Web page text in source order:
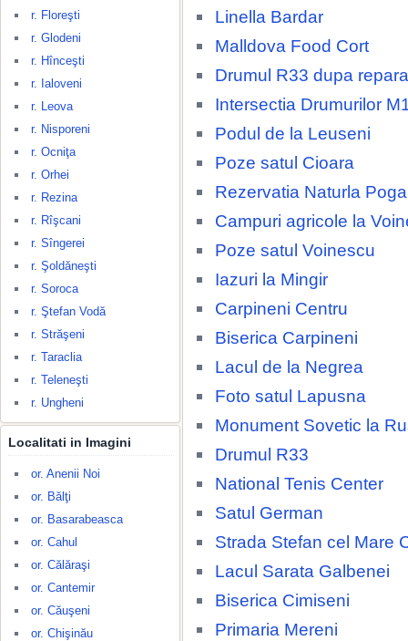
r. Floreşti
r. Glodeni
r. Hînceşti
r. Ialoveni
r. Leova
r. Nisporeni
r. Ocniţa
r. Orhei
r. Rezina
r. Rîşcani
r. Sîngerei
r. Şoldăneşti
r. Soroca
r. Ştefan Vodă
r. Străşeni
r. Taraclia
r. Teleneşti
r. Ungheni
Localitati in Imagini
or. Anenii Noi
or. Bălţi
or. Basarabeasca
or. Cahul
or. Călăraşi
or. Cantemir
or. Căuşeni
or. Chişinău
Linella Bardar
Malldova Food Cort
Drumul R33 dupa
Intersectia Drumurilor
Podul de la Leuseni
Poze satul Cioara
Rezervatia Naturla
Campuri agricole la
Poze satul Voinescu
Iazuri la Mingir
Carpineni Centru
Biserica Carpineni
Lacul de la Negrea
Foto satul Lapusna
Monument Sovetic la
Drumul R33
National Tenis Center
Satul German
Strada Stefan cel Mare
Lacul Sarata Galbenei
Biserica Cimiseni
Primaria Mereni